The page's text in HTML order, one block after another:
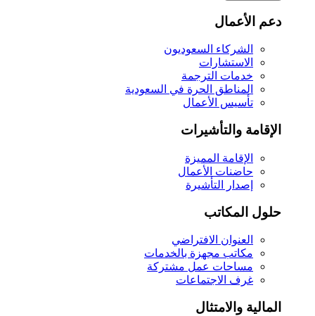
دعم الأعمال
الشركاء السعوديون
الاستشارات
خدمات الترجمة
المناطق الحرة في السعودية
تأسيس الأعمال
الإقامة والتأشيرات
الإقامة المميزة
حاضنات الأعمال
إصدار التأشيرة
حلول المكاتب
العنوان الافتراضي
مكاتب مجهزة بالخدمات
مساحات عمل مشتركة
غرف الاجتماعات
المالية والامتثال